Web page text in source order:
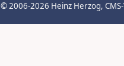
© 2006-2026 Heinz Herzog,